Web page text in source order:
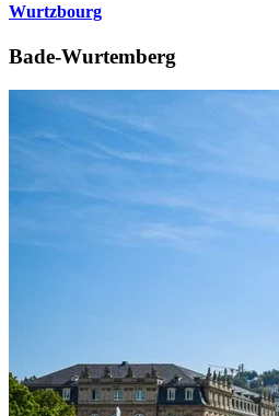
Wurtzbourg
Bade-Wurtemberg